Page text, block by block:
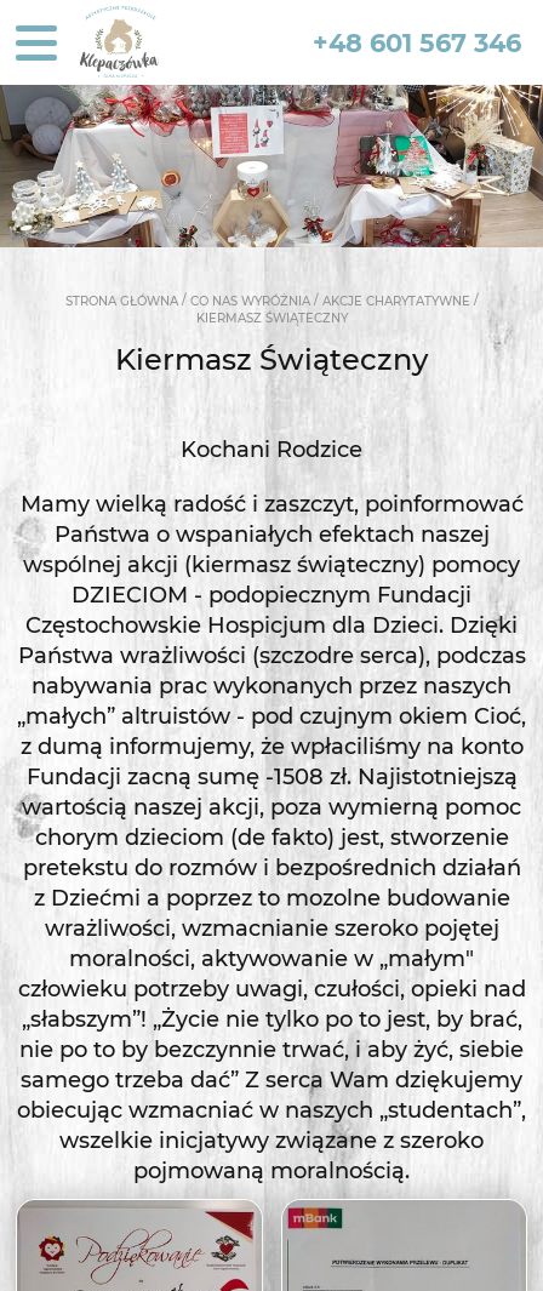
+48 601 567 346
STRONA GŁÓWNA/ CO NAS WYRÓŻNIA/ AKCJE CHARYTATYWNE /
KIERMASZ ŚWIĄTECZNY
Kiermasz Świąteczny
Kochani Rodzice
Mamy wielką radość i zaszczyt, poinformować
Państwa o wspaniałych efektach naszej
wspólnej akcji (kiermasz świąteczny) pomocy
DZIECIOM - podopiecznym Fundacji
Częstochowskie Hospicjum dla Dzieci. Dzięki
Państwa wrażliwości (szczodre serca), podczas
nabywania prac wykonanych przez naszych
„małych” altruistów - pod czujnym okiem Cioć,
z dumą informujemy, że wpłaciliśmy na konto
Fundacji zacną sumę -1508 zł. Najistotniejszą
wartością naszej akcji, poza wymierną pomoc
chorym dzieciom (de fakto) jest, stworzenie
pretekstu do rozmów i bezpośrednich działań
z Dziećmi a poprzez to mozolne budowanie
wrażliwości, wzmacnianie szeroko pojętej
moralności, aktywowanie w „małym"
człowieku potrzeby uwagi, czułości, opieki nad
„słabszym”! „Życie nie tylko po to jest, by brać,
nie po to by bezczynnie trwać, i aby żyć, siebie
samego trzeba dać” Z serca Wam dziękujemy
obiecując wzmacniać w naszych „studentach”,
wszelkie inicjatywy związane z szeroko
pojmowaną moralnością.